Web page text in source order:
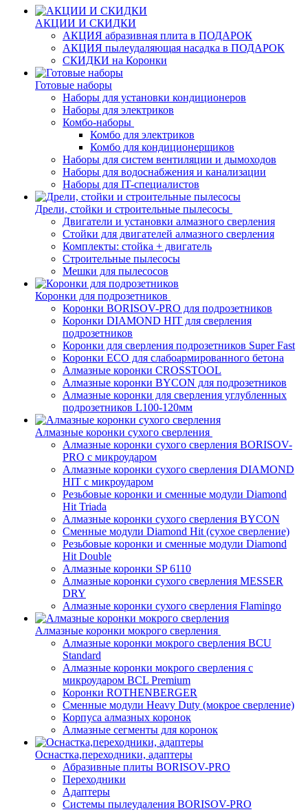
АКЦИИ И СКИДКИ
АКЦИЯ абразивная плита в ПОДАРОК
АКЦИЯ пылеудаляющая насадка в ПОДАРОК
СКИДКИ на Коронки
Готовые наборы
Наборы для установки кондиционеров
Наборы для электриков
Комбо-наборы
Комбо для электриков
Комбо для кондиционерщиков
Наборы для систем вентиляции и дымоходов
Наборы для водоснабжения и канализации
Наборы для IT-специалистов
Дрели, стойки и строительные пылесосы
Двигатели и установки алмазного сверления
Стойки для двигателей алмазного сверления
Комплекты: стойка + двигатель
Строительные пылесосы
Мешки для пылесосов
Коронки для подрозетников
Коронки BORISOV-PRO для подрозетников
Коронки DIAMOND HIT для сверления
подрозетников
Коронки для сверления подрозетников Super Fast
Коронки ECO для слабоармированного бетона
Алмазные коронки CROSSTOOL
Алмазные коронки BYCON для подрозетников
Алмазные коронки для сверления углубленных
подрозетников L100-120мм
Алмазные коронки сухого сверления
Алмазные коронки сухого сверления BORISOV-
PRO с микроударом
Алмазные коронки сухого сверления DIAMOND
HIT с микроударом
Резьбовые коронки и сменные модули Diamond
Hit Triada
Алмазные коронки сухого сверления BYCON
Сменные модули Diamond Hit (сухое сверление)
Резьбовые коронки и сменные модули Diamond
Hit Double
Алмазные коронки SP 6110
Алмазные коронки сухого сверления MESSER
DRY
Алмазные коронки сухого сверления Flamingo
Алмазные коронки мокрого сверления
Алмазные коронки мокрого сверления BCU
Standard
Алмазные коронки мокрого сверления с
микроударом BCL Premium
Коронки ROTHENBERGER
Сменные модули Heavy Duty (мокрое сверление)
Корпуса алмазных коронок
Алмазные сегменты для коронок
Оснастка,переходники, адаптеры
Абразивные плиты BORISOV-PRO
Переходники
Адаптеры
Системы пылеудаления BORISOV-PRO